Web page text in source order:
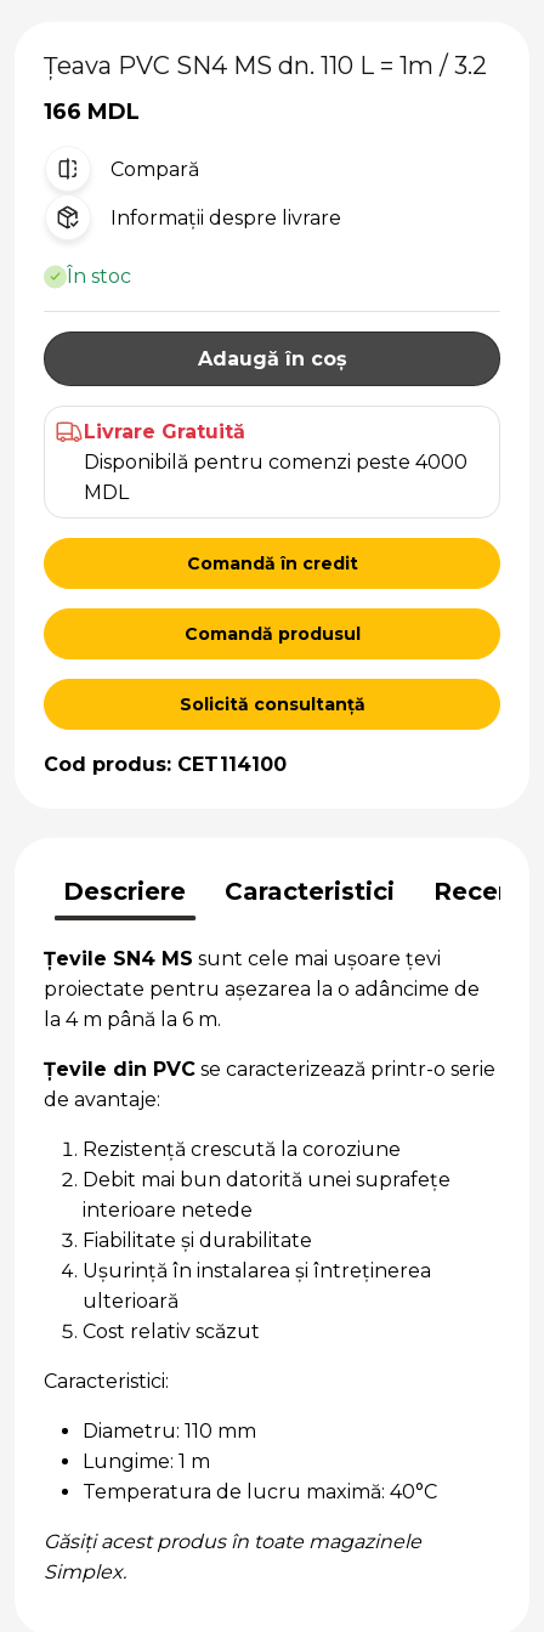
Țeava PVC SN4 MS dn. 110 L = 1m / 3.2
166 MDL
Compară
Informații despre livrare
În stoc
Adaugă în coș
Livrare Gratuită
Disponibilă pentru comenzi peste 4000
MDL
Comandă în credit
Comandă produsul
Solicită consultanță
Cod produs: CET114100
Descriere Caracteristici
Țevile SN4 MS sunt cele mai ușoare țevi
proiectate pentru așezarea la o adâncime de
la 4 m până la 6 m.
Țevile din PVC se caracterizează printr-o serie
de avantaje:
Rezistență crescută la coroziune
Debit mai bun datorită unei suprafețe
interioare netede
Fiabilitate și durabilitate
Ușurință în instalarea și întreținerea
ulterioară
Cost relativ scăzut
Caracteristici:
Diametru: 110 mm
Lungime: 1 m
Temperatura de lucru maximă: 40°C
Găsiți acest produs în toate magazinele
Simplex.